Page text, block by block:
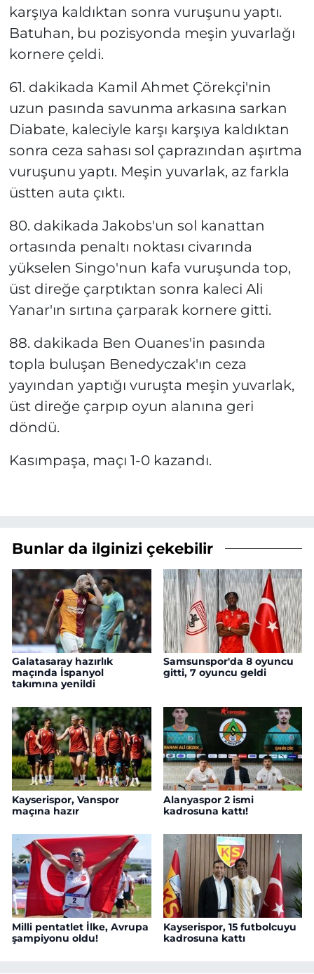
karşıya kaldıktan sonra vuruşunu yaptı.
Batuhan, bu pozisyonda meşin yuvarlağı
kornere çeldi.
61. dakikada Kamil Ahmet Çörekçi'nin
uzun pasında savunma arkasına sarkan
Diabate, kaleciyle karşı karşıya kaldıktan
sonra ceza sahası sol çaprazından aşırtma
vuruşunu yaptı. Meşin yuvarlak, az farkla
üstten auta çıktı.
80. dakikada Jakobs'un sol kanattan
ortasında penaltı noktası civarında
yükselen Singo'nun kafa vuruşunda top,
üst direğe çarptıktan sonra kaleci Ali
Yanar'ın sırtına çarparak kornere gitti.
88. dakikada Ben Ouanes'in pasında
topla buluşan Benedyczak'ın ceza
yayından yaptığı vuruşta meşin yuvarlak,
üst direğe çarpıp oyun alanına geri
döndü.
Kasımpaşa, maçı 1-0 kazandı.
Bunlar da ilginizi çekebilir
Galatasaray hazırlık
maçında İspanyol
takımına yenildi
Samsunspor'da 8 oyuncu
gitti, 7 oyuncu geldi
Kayserispor, Vanspor
maçına hazır
Alanyaspor 2 ismi
kadrosuna kattı!
Milli pentatlet İlke, Avrupa
şampiyonu oldu!
Kayserispor, 15 futbolcuyu
kadrosuna kattı